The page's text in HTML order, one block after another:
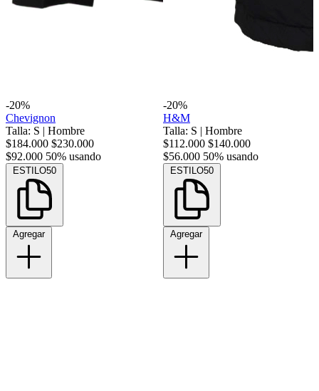
-20%
Chevignon
Talla: S | Hombre
$184.000 $230.000
$92.000 50% usando
ESTILO50
Agregar
-20%
H&M
Talla: S | Hombre
$112.000 $140.000
$56.000 50% usando
ESTILO50
Agregar